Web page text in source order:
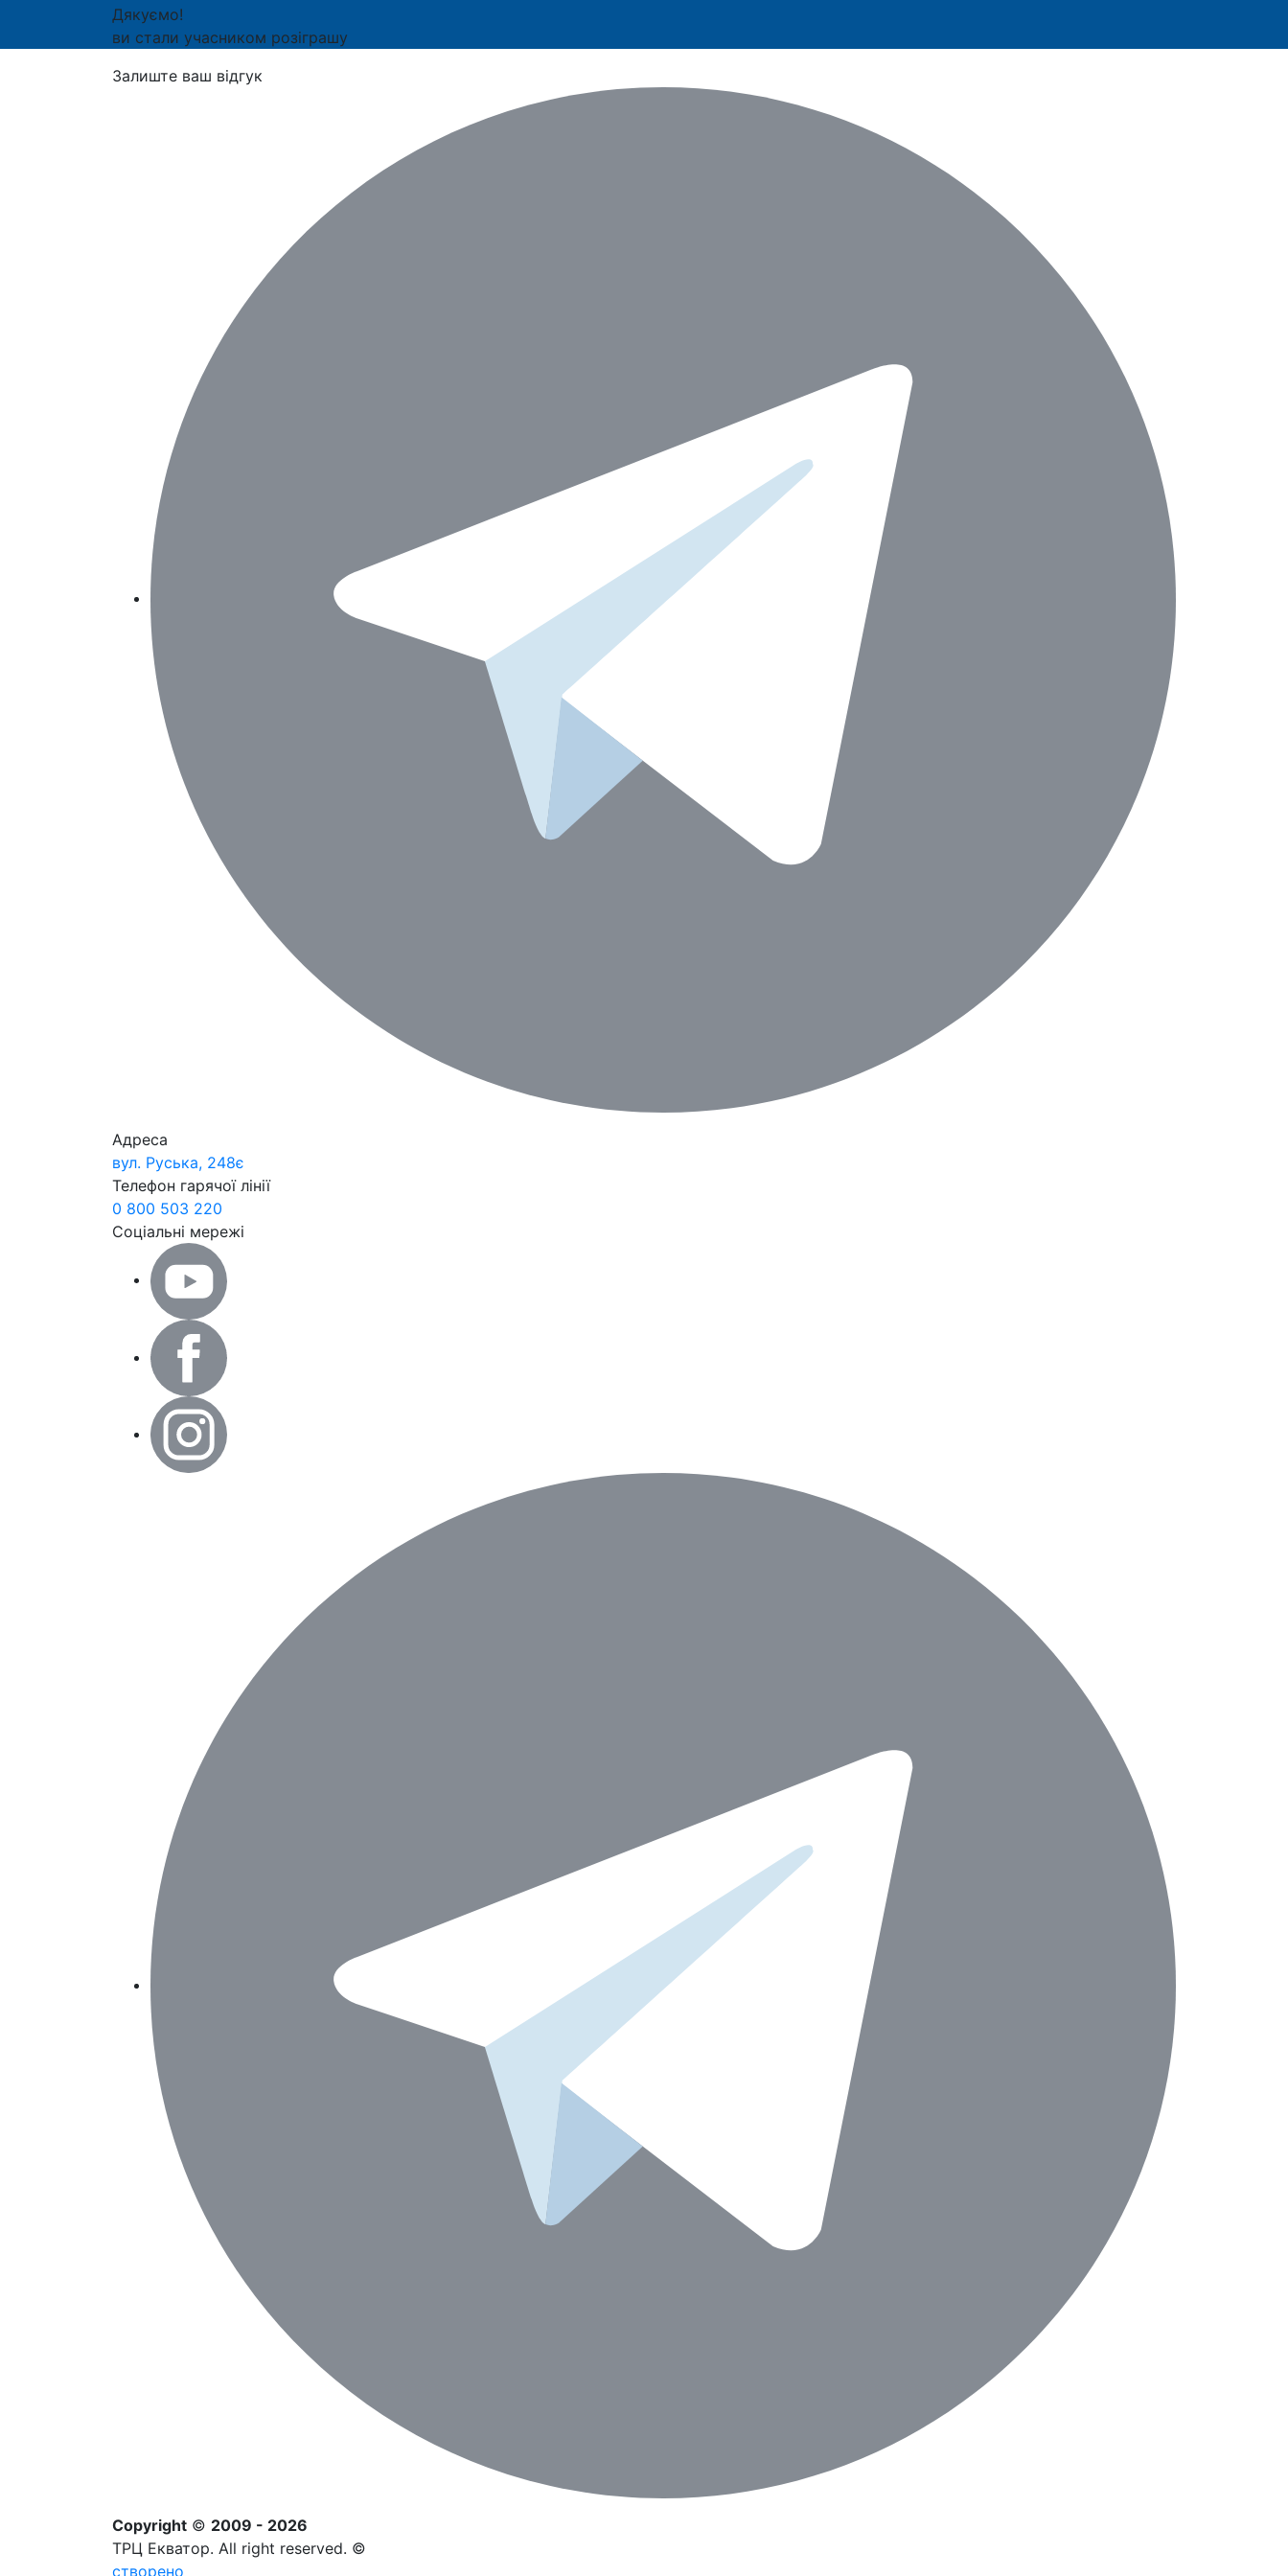
Дякуємо!
ви стали учасником розіграшу
Залиште ваш відгук
Адреса
вул. Руська, 248є
Телефон гарячої лінії
0 800 503 220
Соціальні мережі
Copyright © 2009 - 2026
ТРЦ Екватор. All right reserved. ©
створено